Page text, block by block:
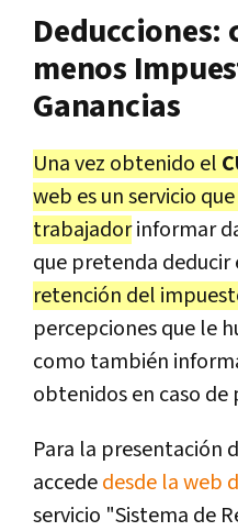
Deducciones:
menos
Ganancias
Una vez obtenido el
web es un servicio
trabajadorinformar
que pretenda deducir
retención del
percepciones que le
como también
obtenidos en caso
Para la presentación
accededesde la web
servicio "Sistema de